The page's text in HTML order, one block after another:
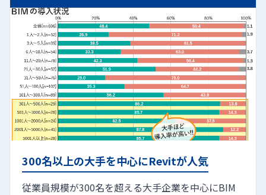
300名以上の大手を中心にRevitが人気
従業員規模が300名を超える大手企業を中心にBIM